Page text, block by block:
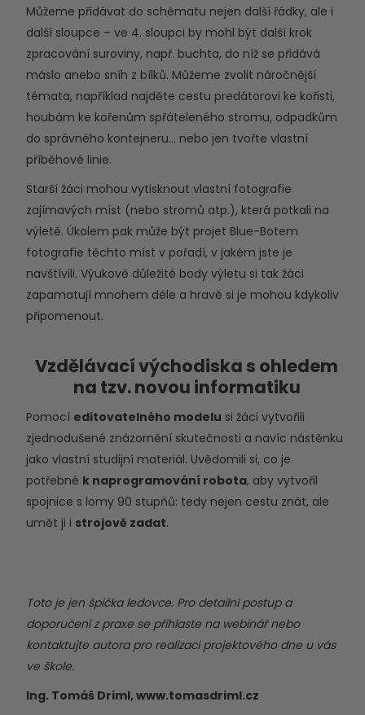
Můžeme přidávat do schématu nejen další řádky, ale i
další sloupce – ve 4. sloupci by mohl být další krok
zpracování suroviny, např. buchta, do níž se přidává
máslo anebo sníh z bílků. Můžeme zvolit náročnější
témata, například najděte cestu predátorovi ke kořisti,
houbám ke kořenům spřáteleného stromu, odpadkům
do správného kontejneru… nebo jen tvořte vlastní
příběhové linie.
Starší žáci mohou vytisknout vlastní fotografie
zajímavých míst (nebo stromů atp.), která potkali na
výletě. Úkolem pak může být projet Blue-Botem
fotografie těchto míst v pořadí, v jakém jste je
navštívili. Výukově důležité body výletu si tak žáci
zapamatují mnohem déle a hravě si je mohou kdykoliv
připomenout.
Vzdělávací východiska s ohledem
na tzv. novou informatiku
Pomocí editovatelného modelu si žáci vytvořili
zjednodušené znázornění skutečnosti a navíc nástěnku
jako vlastní studijní materiál. Uvědomili si, co je
potřebné k naprogramování robota, aby vytvořil
spojnice s lomy 90 stupňů: tedy nejen cestu znát, ale
umět ji i strojově zadat.
Toto je jen špička ledovce. Pro detailní postup a
doporučení z praxe se přihlaste na webinář nebo
kontaktujte autora pro realizaci projektového dne u vás
ve škole.
Ing. Tomáš Driml,www.tomasdriml.cz